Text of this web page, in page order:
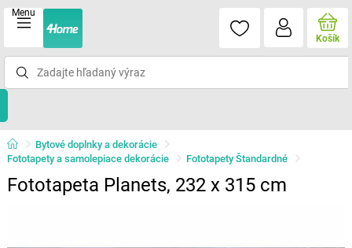
Menu
Košík
Bytové doplnky a dekorácie
Fototapety a samolepiace dekorácie
Fototapety Štandardné
Fototapeta Planets, 232 x 315 cm